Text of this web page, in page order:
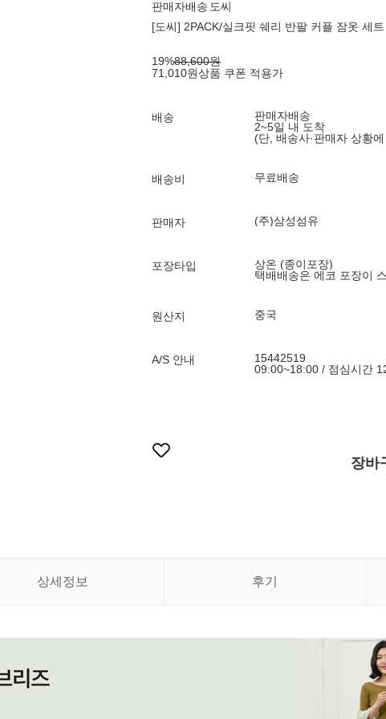
판매자배송 도씨
[도씨] 2PACK/실크핏 쉐리 반팔 커플 잠옷 세트
19%88,600원
71,010원상품 쿠폰 적용가
배송
판매자배송
2~5일 내 도착
(단, 배송사·판매자 상황
배송비 무료배송
판매자 (주)삼성섬유
포장타입
상온 (종이포장)
택배배송은 에코 포장이
원산지 중국
A/S 안내
15442519
09:00~18:00 / 점심시간
장바
상세정보 후기